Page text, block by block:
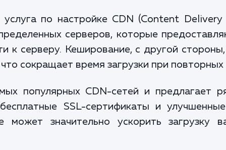
по настройке CDN (Content
серверов, которые
к серверу. Кеширование, с другой
сокращает время загрузки при
популярных CDN-сетей и предлагает
SSL-сертификаты и
может значительно ускорить